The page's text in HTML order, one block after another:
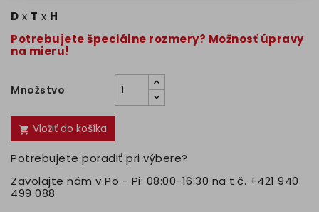
D x T x H
Potrebujete špeciálne rozmery? Možnosť úpravy
na mieru!
Množstvo
 Vložiť do košíka
Potrebujete poradiť pri výbere?
Zavolajte nám v Po - Pi: 08:00-16:30 na t.č. +421 940
499 088